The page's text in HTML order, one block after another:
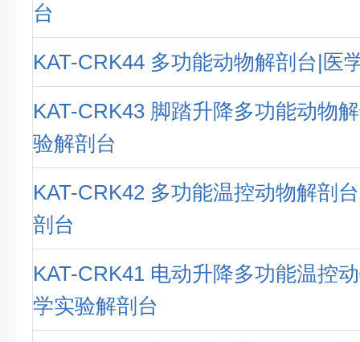
台
KAT-CRK44 多功能动物解剖台|医
KAT-CRK43 脚踏升降多功能动物
验解剖台
KAT-CRK42 多功能温控动物解剖
剖台
KAT-CRK41 电动升降多功能温控
学实验解剖台